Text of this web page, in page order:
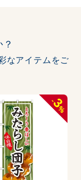
なアイテムをご
-
3
%